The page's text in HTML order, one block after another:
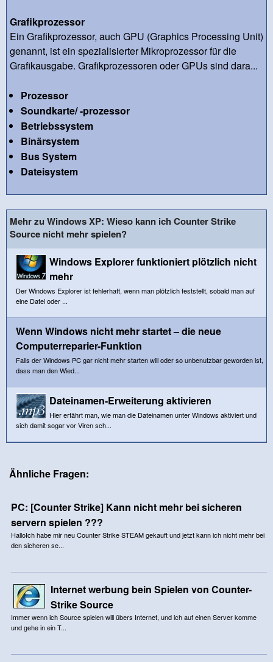
Grafikprozessor
Ein Grafikprozessor, auch GPU (Graphics Processing Unit)
genannt, ist ein spezialisierter Mikroprozessor für die
Grafikausgabe. Grafikprozessoren oder GPUs sind dara...
Prozessor
Soundkarte/ -prozessor
Betriebssystem
Binärsystem
Bus System
Dateisystem
Mehr zu Windows XP: Wieso kann ich Counter Strike
Source nicht mehr spielen?
Windows Explorer funktioniert plötzlich nicht
mehr
Der Windows Explorer ist fehlerhaft, wenn man plötzlich feststellt, sobald man auf
eine Datei oder ...
Wenn Windows nicht mehr startet – die neue
Computerreparier-Funktion
Falls der Windows PC gar nicht mehr starten will oder so unbenutzbar geworden ist,
dass man den Wied...
Dateinamen-Erweiterung aktivieren
Hier erfährt man, wie man die Dateinamen unter Windows aktiviert und
sich damit sogar vor Viren sch...
Ähnliche Fragen:
PC: [Counter Strike] Kann nicht mehr bei sicheren
servern spielen ???
HalloIch habe mir neu Counter Strike STEAM gekauft und jetzt kann ich nicht mehr bei
den sicheren se...
Internet werbung bein Spielen von Counter-
Strike Source
Immer wenn ich Source spielen will übers Internet, und ich auf einen Server komme
und gehe in ein T...